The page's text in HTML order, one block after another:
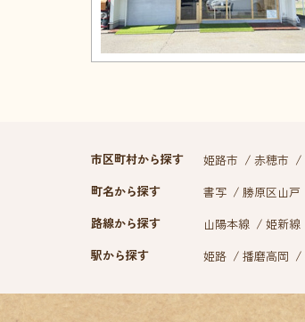
市区町村から探す 姫路市 赤穂市
町名から探す
書写 勝原区山戸
路線から探す
山陽本線 姫新線
駅から探す
姫路 播磨高岡